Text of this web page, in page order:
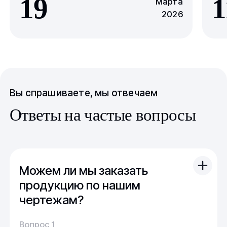
19
2026
Вы спрашиваете, мы отвечаем
Ответы на частые вопросы
Можем ли мы заказать
продукцию по нашим
чертежам?
Вы можете отправить свой чертеж/проект
Вопрос 1